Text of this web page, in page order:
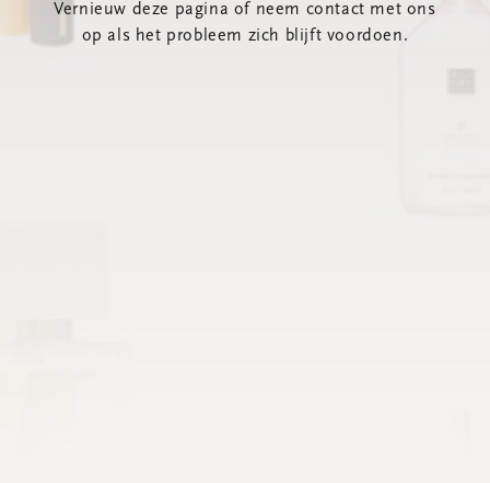
Vernieuw deze pagina of neem contact met ons
op als het probleem zich blijft voordoen.